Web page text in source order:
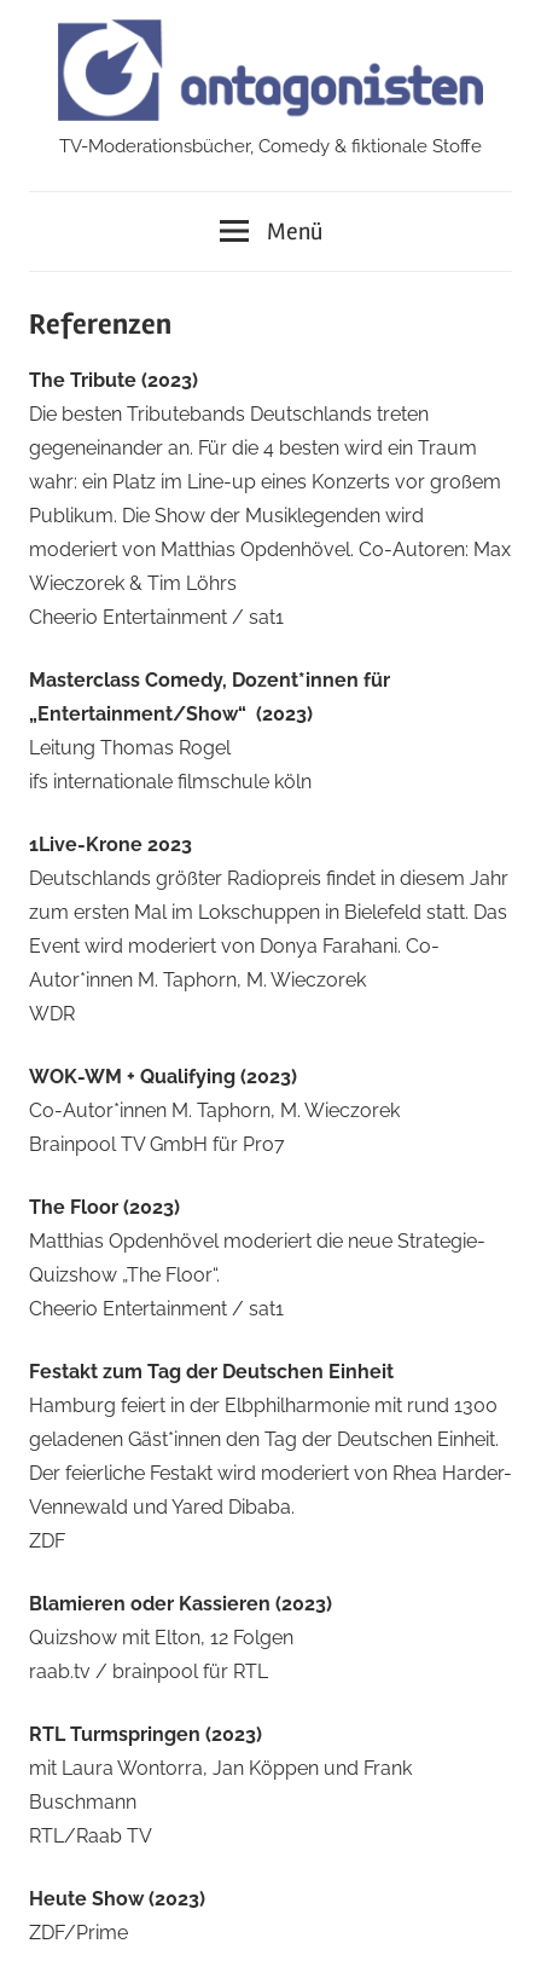
springen
antagonisten
TV-Moderationsbücher, Comedy & fiktionale Stoffe
Menü
Referenzen
The Tribute (2023)
Die besten Tributebands Deutschlands treten
gegeneinander an. Für die 4 besten wird ein Traum
wahr: ein Platz im Line-up eines Konzerts vor großem
Publikum. Die Show der Musiklegenden wird
moderiert von Matthias Opdenhövel. Co-Autoren: Max
Wieczorek & Tim Löhrs
Cheerio Entertainment / sat1
Masterclass Comedy, Dozent*innen für
„Entertainment/Show“ (2023)
Leitung Thomas Rogel
ifs internationale filmschule köln
1Live-Krone 2023
Deutschlands größter Radiopreis findet in diesem Jahr
zum ersten Mal im Lokschuppen in Bielefeld statt. Das
Event wird moderiert von Donya Farahani. Co-
Autor*innen M. Taphorn, M. Wieczorek
WDR
WOK-WM + Qualifying (2023)
Co-Autor*innen M. Taphorn, M. Wieczorek
Brainpool TV GmbH für Pro7
The Floor (2023)
Matthias Opdenhövel moderiert die neue Strategie-
Quizshow „The Floor“.
Cheerio Entertainment / sat1
Festakt zum Tag der Deutschen Einheit
Hamburg feiert in der Elbphilharmonie mit rund 1300
geladenen Gäst*innen den Tag der Deutschen Einheit.
Der feierliche Festakt wird moderiert von Rhea Harder-
Vennewald und Yared Dibaba.
ZDF
Blamieren oder Kassieren (2023)
Quizshow mit Elton, 12 Folgen
raab.tv / brainpool für RTL
RTL Turmspringen (2023)
mit Laura Wontorra, Jan Köppen und Frank
Buschmann
RTL/Raab TV
Heute Show (2023)
ZDF/Prime